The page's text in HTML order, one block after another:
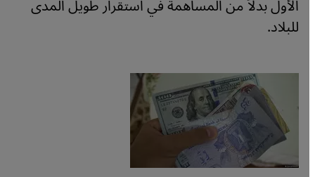
الأول بدلاً من المساهمة في استقرار طويل المدى
للبلاد.